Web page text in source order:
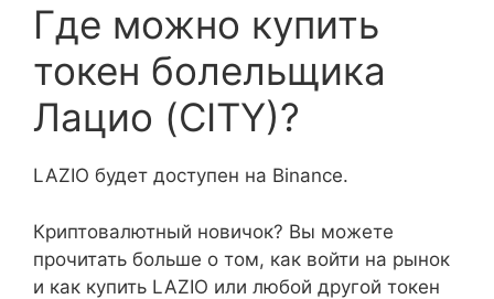
Где можно купить
токен болельщика
Лацио (CITY)?
LAZIO будет доступен на Binance.
Криптовалютный новичок? Вы можете
прочитать больше о том, как войти на рынок
и как купить LAZIO или любой другой токен